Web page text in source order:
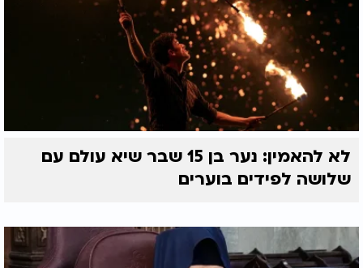
לא להאמין: נער בן 15 שבר שיא עולם עם
שלושה לפידים בוערים